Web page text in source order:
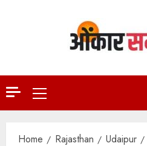
Primary
Menu
Home Rajasthan
Udaipur